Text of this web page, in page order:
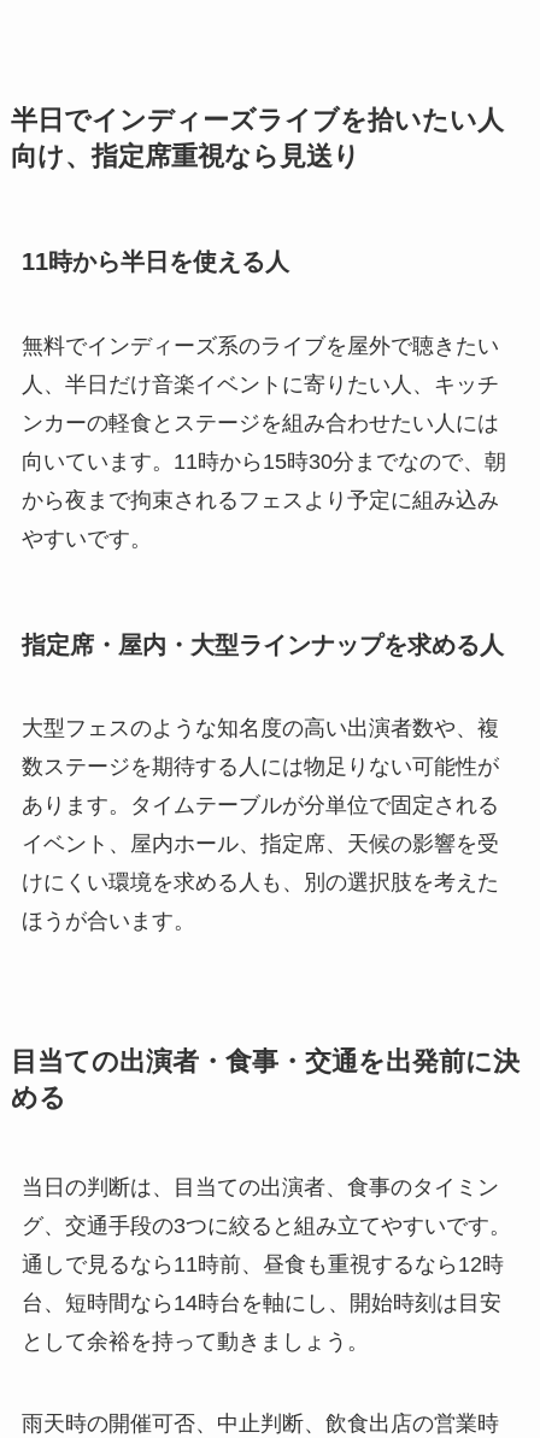
半日でインディーズライブを拾いたい人
向け、指定席重視なら見送り
11時から半日を使える人
無料でインディーズ系のライブを屋外で聴きたい
人、半日だけ音楽イベントに寄りたい人、キッチ
ンカーの軽食とステージを組み合わせたい人には
向いています。11時から15時30分までなので、朝
から夜まで拘束されるフェスより予定に組み込み
やすいです。
指定席・屋内・大型ラインナップを求める人
大型フェスのような知名度の高い出演者数や、複
数ステージを期待する人には物足りない可能性が
あります。タイムテーブルが分単位で固定される
イベント、屋内ホール、指定席、天候の影響を受
けにくい環境を求める人も、別の選択肢を考えた
ほうが合います。
目当ての出演者・食事・交通を出発前に決
める
当日の判断は、目当ての出演者、食事のタイミン
グ、交通手段の3つに絞ると組み立てやすいです。
通しで見るなら11時前、昼食も重視するなら12時
台、短時間なら14時台を軸にし、開始時刻は目安
として余裕を持って動きましょう。
雨天時の開催可否、中止判断、飲食出店の営業時